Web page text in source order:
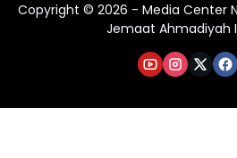
Copyright © 2026 - Media Center
Jemaat Ahmadiyah